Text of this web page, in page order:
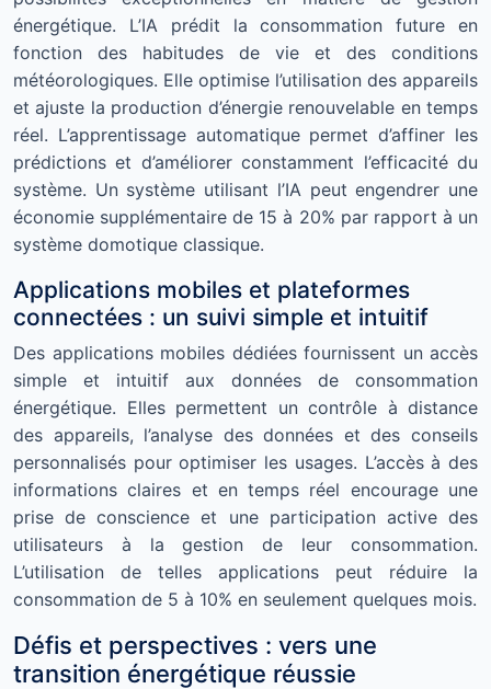
énergétique. L’IA prédit la consommation future en
fonction des habitudes de vie et des conditions
météorologiques. Elle optimise l’utilisation des appareils
et ajuste la production d’énergie renouvelable en temps
réel. L’apprentissage automatique permet d’affiner les
prédictions et d’améliorer constamment l’efficacité du
système. Un système utilisant l’IA peut engendrer une
économie supplémentaire de 15 à 20% par rapport à un
système domotique classique.
Applications mobiles et plateformes
connectées : un suivi simple et intuitif
Des applications mobiles dédiées fournissent un accès
simple et intuitif aux données de consommation
énergétique. Elles permettent un contrôle à distance
des appareils, l’analyse des données et des conseils
personnalisés pour optimiser les usages. L’accès à des
informations claires et en temps réel encourage une
prise de conscience et une participation active des
utilisateurs à la gestion de leur consommation.
L’utilisation de telles applications peut réduire la
consommation de 5 à 10% en seulement quelques mois.
Défis et perspectives : vers une
transition énergétique réussie